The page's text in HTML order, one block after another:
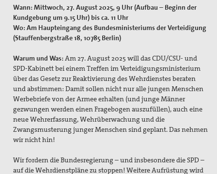
Wann: Mittwoch, 27. August 2025, 9 Uhr (Aufbau – Beginn der
Kundgebung um 9.15 Uhr) bis ca. 11 Uhr
Wo: Am Haupteingang des Bundesministeriums der Verteidigung
(Stauffenbergstraße 18, 10785 Berlin)
Warum und Was:Am 27. August 2025 will das CDU/CSU- und
SPD-Kabinett bei einem Treffen im Verteidigungsministerium
über das Gesetz zur Reaktivierung des Wehrdienstes beraten
und abstimmen: Damit sollen nicht nur alle jungen Menschen
Werbebriefe von der Armee erhalten (und junge Männer
gezwungen werden einen Fragebogen auszufüllen), auch eine
neue Wehrerfassung, Wehrüberwachung und die
Zwangsmusterung junger Menschen sind geplant. Das nehmen
wir nicht hin!
Wir fordern die Bundesregierung – und insbesondere die SPD –
auf die Wehrdienstpläne zu stoppen! Weitere Aufrüstung wird